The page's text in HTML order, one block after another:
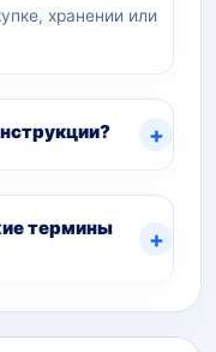
хранении или
термины